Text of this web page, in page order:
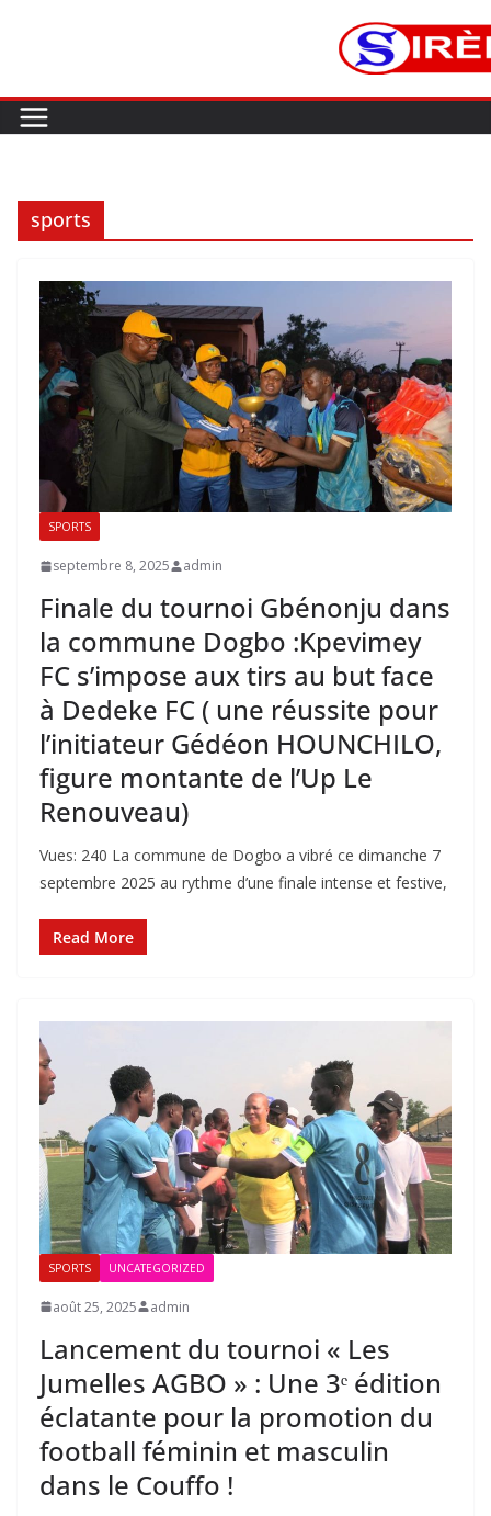
sports
SPORTS
septembre 8, 2025 admin
Finale du tournoi Gbénonju dans
la commune Dogbo :Kpevimey
FC s’impose aux tirs au but face
à Dedeke FC ( une réussite pour
l’initiateur Gédéon HOUNCHILO,
figure montante de l’Up Le
Renouveau)
Vues: 240 La commune de Dogbo a vibré ce dimanche 7
septembre 2025 au rythme d’une finale intense et festive,
Read More
SPORTS UNCATEGORIZED
août 25, 2025 admin
Lancement du tournoi « Les
Jumelles AGBO » : Une 3ᵉ édition
éclatante pour la promotion du
football féminin et masculin
dans le Couffo !